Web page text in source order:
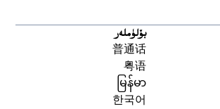
بۆلۈملەر
普通话
粤语
မြန်မာ
한국어